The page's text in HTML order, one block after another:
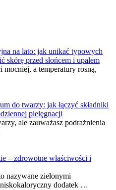
na lato: jak unikać typowych
skórę przed słońcem i upałem
mocniej, a temperatury rosną,
do twarzy: jak łączyć składniki
pielęgnacji
ale zauważasz podrażnienia
– zdrowotne właściwości i
nazywane zielonymi
dodatek …